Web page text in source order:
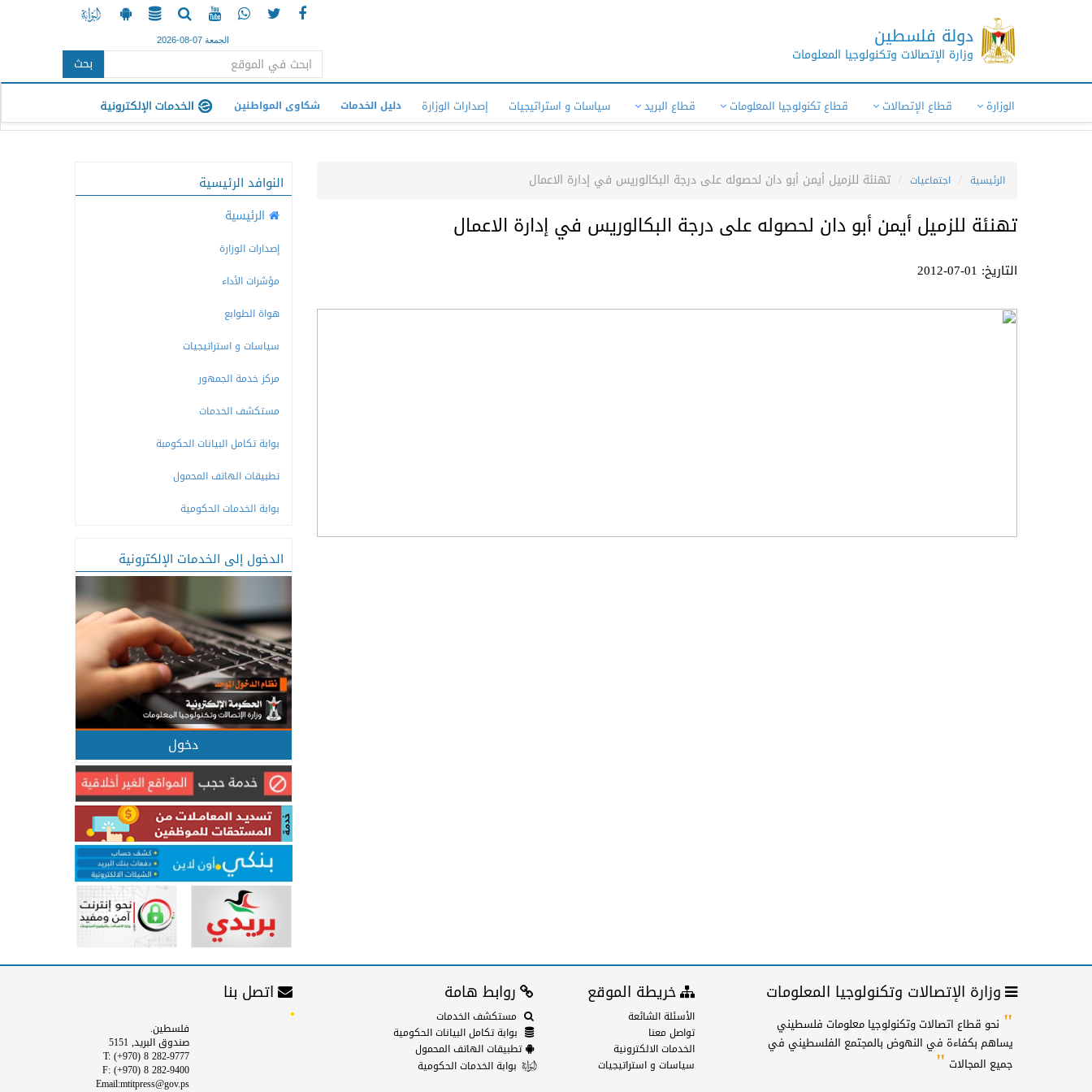
دولة فلسطين
وزارة الإتصالات وتكنولوجيا المعلومات
الجمعة 07-08-2026
بحث
الوزارة قطاع الإتصالات قطاع تكنولوجيا المعلومات قطاع البريد سياسات و استراتيجيات إصدارات الوزارة دليل الخدمات شكاوى المواطنين
الرئيسية اجتماعيات تهنئة للزميل أيمن أبو دان لحصوله على درجة البكالوريس في إدارة الاعمال
تهنئة للزميل أيمن أبو دان لحصوله على درجة البكالوريس في إدارة الاعمال
التاريخ: 01-07-2012
النوافد الرئيسية
الرئيسية
إصدارات الوزارة
مؤشرات الأداء
هواة الطوابع
سياسات و استراتيجيات
مركز خدمة الجمهور
مستكشف الخدمات
بوابة تكامل البيانات الحكومبة
تطبيقات الهاتف المحمول
بوابة الخدمات الحكومية
الدخول إلى الخدمات الإلكترونية
دخول
وزارة الإتصالات وتكنولوجيا المعلومات
" نحو قطاع اتصالات وتكنولوجيا معلومات فلسطيني
يساهم بكفاءة في النهوض بالمجتمع الفلسطيني في
جميع المجالات "
خريطة الموقع
الأسئلة الشائعة
تواصل معنا
الخدمات الالكترونية
سياسات و استراتيجيات
روابط هامة
مستكشف الخدمات
بوابة تكامل البيانات الحكومية
تطبيقات الهاتف المحمول
بوابة الخدمات الحكومية
اتصل بنا
فلسطين.
صندوق البريد, 5151
T: (+970) 8 282-9777
F: (+970) 8 282-9400
Email:mtitpress@gov.ps